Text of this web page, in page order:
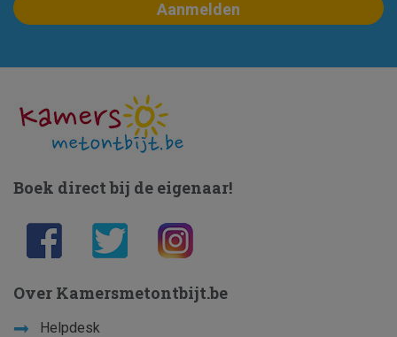
Boek direct bij de eigenaar!
Over Kamersmetontbijt.be
Helpdesk